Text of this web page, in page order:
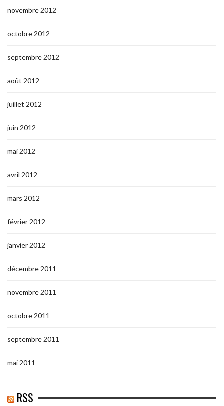
novembre 2012
octobre 2012
septembre 2012
août 2012
juillet 2012
juin 2012
mai 2012
avril 2012
mars 2012
février 2012
janvier 2012
décembre 2011
novembre 2011
octobre 2011
septembre 2011
mai 2011
RSS